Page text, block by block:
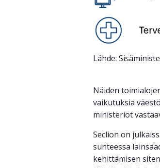
Lähde:
Näiden
vaikutuksia
ministeriöt
Seclion on
suhteessa
kehittämisen